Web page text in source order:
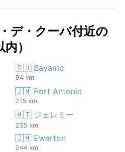
デ・クーバ付近の
）
🇨🇺 Bayamo
94 km
🇯🇲 Port Antonio
215 km
🇭🇹 ジェレミー
235 km
🇯🇲 Ewarton
244 km